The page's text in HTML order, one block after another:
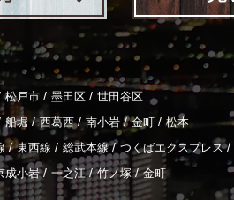
松戸市 / 墨田区 / 世田谷区
船堀 / 西葛西 / 南小岩 / 金町 / 松本
/ 東西線 / 総武本線 / つくばエクスプレス /
成小岩 / 一之江 / 竹ノ塚 / 金町